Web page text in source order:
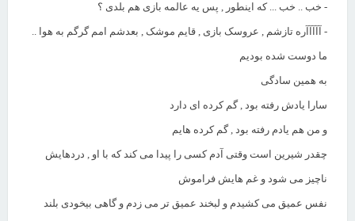
- خب .. خب ... که اینطور , پس یه عالمه بازی هم بلدی ؟
- آآآآآره تازشم , عروسک بازی , قایم موشک , بعدشم امم گرگم به هوا ..
ما دوست شده بودیم
به همین سادگی
سارا یادش رفته بود , گم کرده ای دارد
و من هم یادم رفته بود , گم کرده هایم
چقدر شیرین است وقتی آدم کسی را پیدا می کند که با او , دردهایش
ناچیز می شود و غم هایش فراموش
نفس عمیق می کشیدم و لبخند عمیق تر می زدم و گاهی بیخودی بلند